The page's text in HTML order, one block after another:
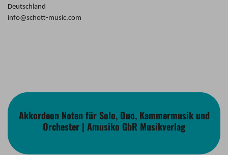
Deutschland
info@schott-music.com
Akkordeon Noten für Solo, Duo, Kammermusik und
Orchester | Amusiko GbR Musikverlag